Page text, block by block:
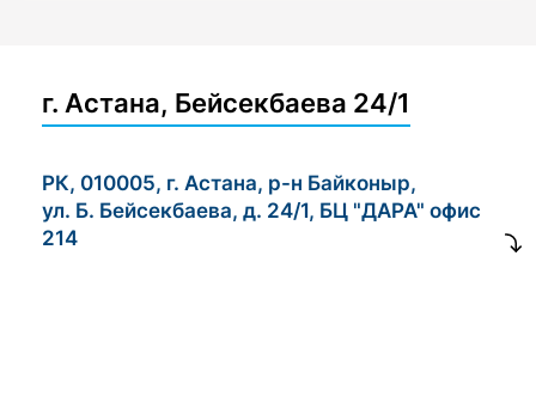
г. Астана, Бейсекбаева 24/1
РК, 010005, г. Астана, р-н Байконыр,
ул. Б. Бейсекбаева, д. 24/1, БЦ "ДАРА" офис
214